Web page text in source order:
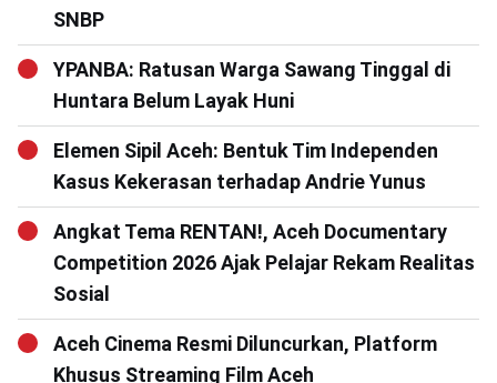
SNBP
YPANBA: Ratusan Warga Sawang Tinggal di
Huntara Belum Layak Huni
Elemen Sipil Aceh: Bentuk Tim Independen
Kasus Kekerasan terhadap Andrie Yunus
Angkat Tema RENTAN!, Aceh Documentary
Competition 2026 Ajak Pelajar Rekam Realitas
Sosial
Aceh Cinema Resmi Diluncurkan, Platform
Khusus Streaming Film Aceh